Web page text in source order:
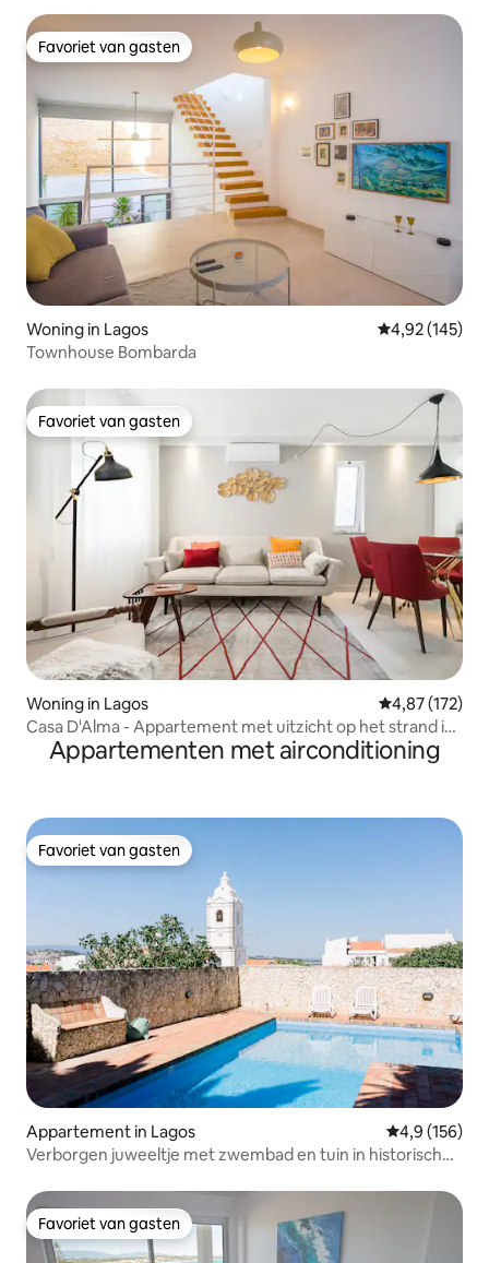
Favoriet van gasten
Favoriet van gasten
Woning in Lagos Gemiddelde
4,92 (145)
Townhouse Bombarda
Favoriet van gasten
Favoriet van gasten
Woning in Lagos Gemiddelde
4,87 (172)
Casa D'Alma - Appartement met uitzicht op het strand in
het centrum van Lagos
Appartementen met airconditioning
Favoriet van gasten
Favoriet van gasten
Appartement in Lagos Gemiddelde
4,9 (156)
Verborgen juweeltje met zwembad en tuin in historisch
Favoriet van gasten
Favoriet van gasten